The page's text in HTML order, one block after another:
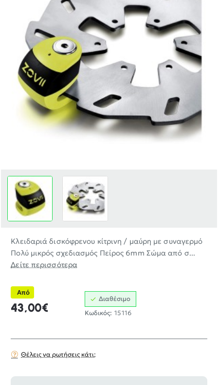
Κλειδαριά δισκόφρενου κίτρινη / μαύρη με συναγερμό
Πολύ μικρός σχεδιασμός Πείρος 6mm Σώμα από σ...
Δείτε περισσότερα
Από
43,00€
Διαθέσιμο
Κωδικός: 15116
Θέλεις να ρωτήσεις κάτι;